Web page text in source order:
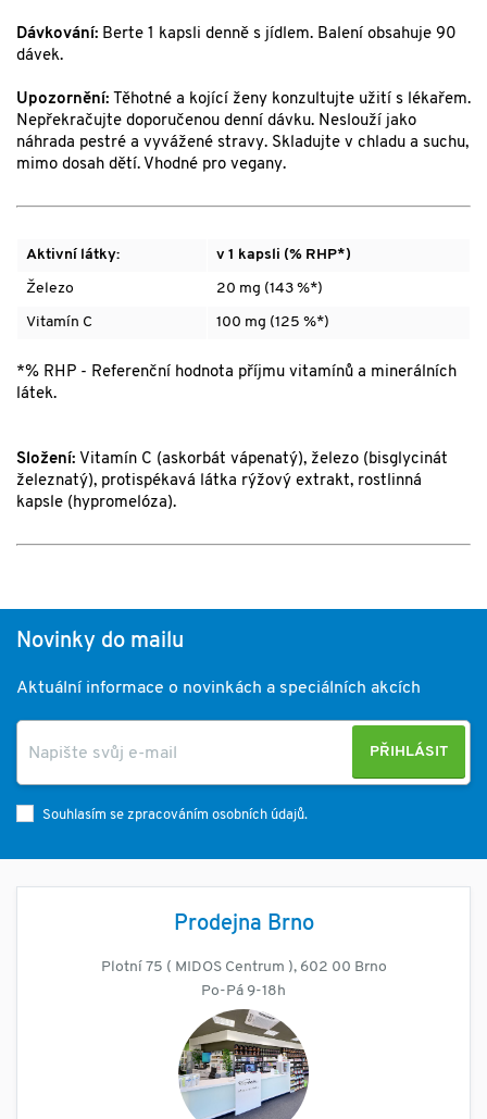
Dávkování: Berte 1 kapsli denně s jídlem. Balení obsahuje 90
dávek.
Upozornění:
Těhotné a kojící ženy konzultujte užití s lékařem.
Nepřekračujte doporučenou denní dávku. Neslouží jako
náhrada pestré a vyvážené stravy. Skladujte v chladu a suchu,
mimo dosah dětí. Vhodné pro vegany.
Aktivní látky: v 1 kapsli (% RHP*)
Železo 20 mg (143 %*)
Vitamín C 100 mg (125 %*)
*% RHP - Referenční hodnota příjmu vitamínů a minerálních
látek.
Složení: Vitamín C (askorbát vápenatý), železo (bisglycinát
železnatý), protispékavá látka rýžový extrakt, rostlinná
kapsle (hypromelóza).
Novinky do mailu
Aktuální informace o novinkách a speciálních akcích
PŘIHLÁSIT
Souhlasím se zpracováním osobních údajů.
Prodejna Brno
Plotní 75 ( MIDOS Centrum ), 602 00 Brno
Po-Pá 9-18h